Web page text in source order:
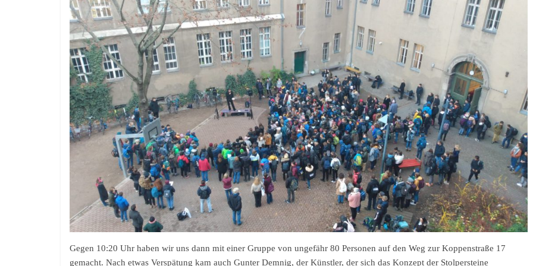
Gegen 10:20 Uhr haben wir uns dann mit einer Gruppe von ungefähr 80 Personen auf den Weg zur Koppenstraße 17
gemacht. Nach etwas Verspätung kam auch Gunter Demnig, der Künstler, der sich das Konzept der Stolpersteine